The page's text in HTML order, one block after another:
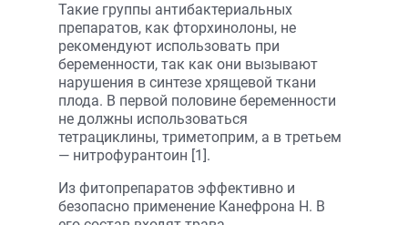
Такие группы антибактериальных
препаратов, как фторхинолоны, не
рекомендуют использовать при
беременности, так как они вызывают
нарушения в синтезе хрящевой ткани
плода. В первой половине беременности
не должны использоваться
тетрациклины, триметоприм, а в третьем
— нитрофурантоин [1].
Из фитопрепаратов эффективно и
безопасно применение Канефрона Н. В